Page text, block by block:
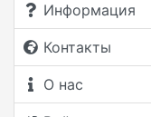
Информация
Контакты
О нас